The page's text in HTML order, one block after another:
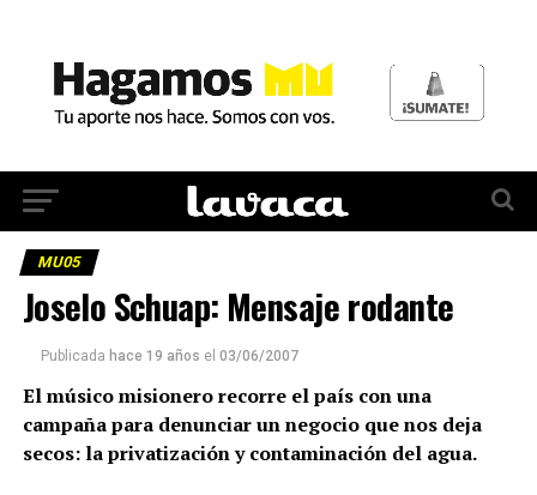
MU05
Joselo Schuap: Mensaje rodante
Publicada hace 19 años el 03/06/2007
El músico misionero recorre el país con una
campaña para denunciar un negocio que nos deja
secos: la privatización y contaminación del agua.